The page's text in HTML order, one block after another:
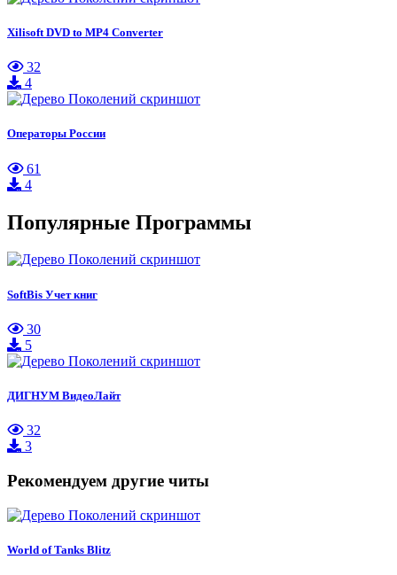
Xilisoft DVD to MP4 Converter
32
4
Операторы России
61
4
Популярные Программы
SoftBis Учет книг
30
5
ДИГНУМ ВидеоЛайт
32
3
Рекомендуем другие читы
World of Tanks Blitz